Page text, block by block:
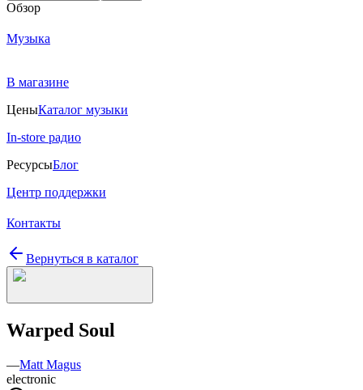
Обзор
Музыка
В магазине
ЦеныКаталог музыки
In-store радио
РесурсыБлог
Центр поддержки
Контакты
Вернуться в каталог
Warped Soul
—Matt Magus
electronic